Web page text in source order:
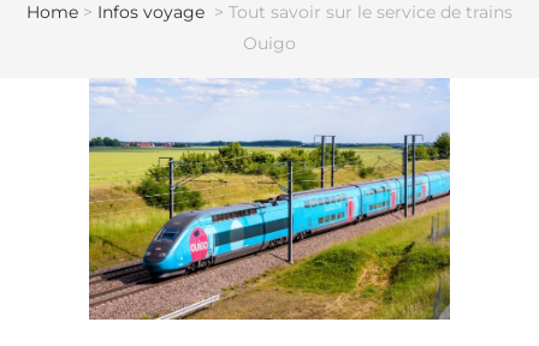
Home > Infos voyage > Tout savoir sur le service de trains
Ouigo